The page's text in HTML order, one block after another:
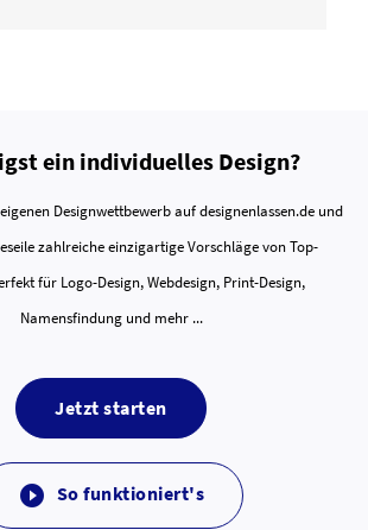
ein individuelles Design?
Designwettbewerb auf designenlassen.de und
zahlreiche einzigartige Vorschläge von Top-
für Logo-Design, Webdesign, Print-Design,
Namensfindung und mehr ...
Jetzt starten
 So funktioniert's